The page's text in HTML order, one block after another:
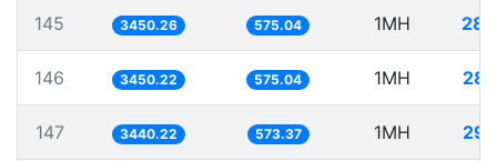
145 3450.26 575.04 1MH
146 3450.22 575.04 1MH
147 3440.22 573.37 1MH